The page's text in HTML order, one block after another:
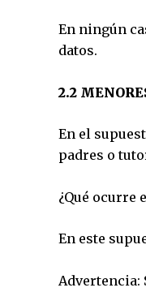
En ningún
datos.
2.2
En el
padres o
¿Qué ocurre
En este
Advertencia: